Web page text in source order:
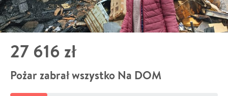
27 616 zł
Pożar zabrał wszystko Na DOM